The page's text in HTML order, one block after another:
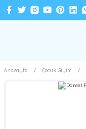
Anasayfa Çocuk Giyim